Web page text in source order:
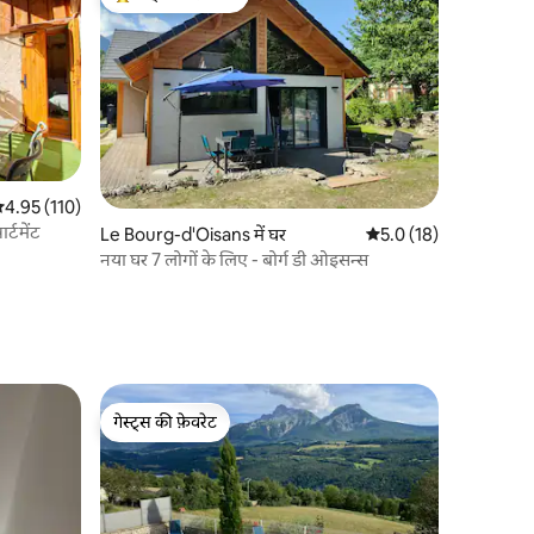
रेटिंग 5 में से 4.95, 110 समीक्षाएँ
4.95 (110)
गेस्ट्स का टॉप फ़ेवरेट
Le Bourg-d'Oisans में घर औसत रेटिंग 5 में से 5.0,
5.0 (18)
नया घर 7 लोगों के लिए - बोर्ग डी ओइसन्स
गेस्ट्स की फ़ेवरेट
गेस्ट्स की फ़ेवरेट